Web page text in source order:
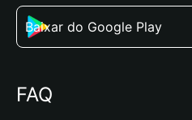
Baixar do Google Play
FAQ